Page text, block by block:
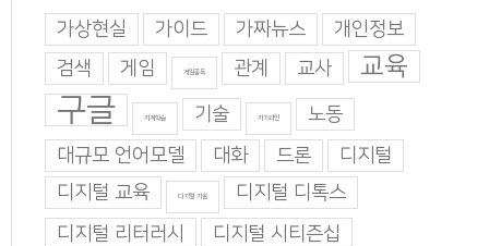
가상현실 가이드 가짜뉴스
개인정보
검색
게임 게임중독 관계 교사 교육
구글 기계학습 기술 기지과인
노동
대규모 언어모델
대화 드론
디지털
디지털 교육
디지털 기술
디지털 디톡스
디지털 리터러시
디지털 시티즌십